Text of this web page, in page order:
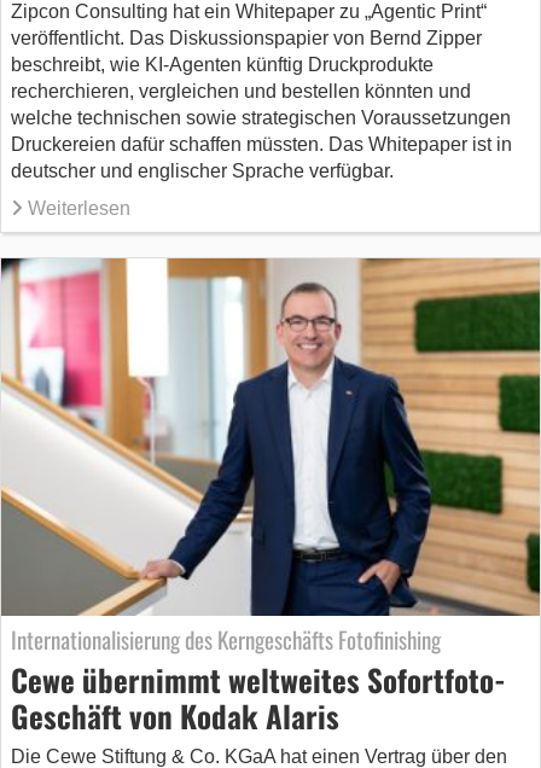
Zipcon Consulting hat ein Whitepaper zu „Agentic Print“
veröffentlicht. Das Diskussionspapier von Bernd Zipper
beschreibt, wie KI-Agenten künftig Druckprodukte
recherchieren, vergleichen und bestellen könnten und
welche technischen sowie strategischen Voraussetzungen
Druckereien dafür schaffen müssten. Das Whitepaper ist in
deutscher und englischer Sprache verfügbar.
Weiterlesen
Internationalisierung des Kerngeschäfts Fotofinishing
Cewe übernimmt weltweites Sofortfoto-
Geschäft von Kodak Alaris
Die Cewe Stiftung & Co. KGaA hat einen Vertrag über den